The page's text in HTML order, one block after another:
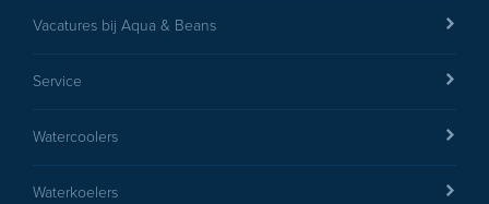
Vacatures bij Aqua & Beans
Service
Watercoolers
Waterkoelers